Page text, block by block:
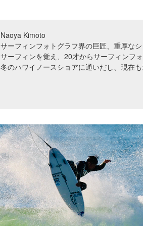
Naoya Kimoto
サーフィンフォトグラフ界の巨匠、重厚な
サーフィンを覚え、20才からサーフィンフ
冬のハワイノースショアに通いだし、現在も